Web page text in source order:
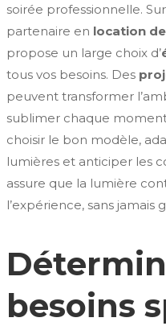
soirée professionnelle.
partenaire en location
propose un large choix d’
tous vos besoins. Des
peuvent transformer
sublimer chaque
choisir le bon modèle,
lumières et anticiper les
assure que la lumière
l’expérience, sans jamais
besoins